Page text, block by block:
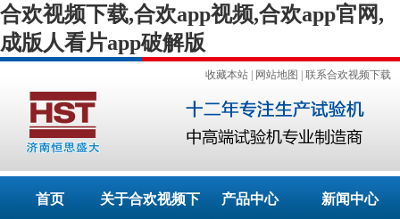
合欢视频下载,合欢app视频,合欢app官网,
成版人看片app破解版
收藏本站 网站地图 联系合欢视频下载
首页 关于合欢视频下 产品中心 新闻中心